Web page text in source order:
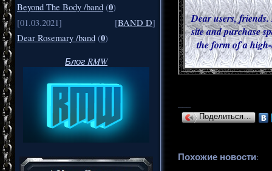
Beyond The Body /band (0)
[01.03.2021]
[BAND D]
Dear Rosemary /band (0)
Блог RMW
Dear users,
site and purchase
the form of a
Поделиться…
Похожие новости: